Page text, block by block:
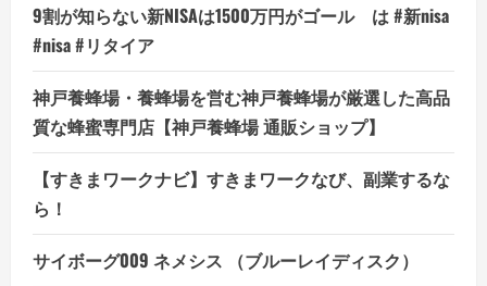
9割が知らない新NISAは1500万円がゴール は #新nisa
#nisa #リタイア
神戸養蜂場・養蜂場を営む神戸養蜂場が厳選した高品
質な蜂蜜専門店【神戸養蜂場 通販ショップ】
【すきまワークナビ】すきまワークなび、副業するな
ら！
サイボーグ009 ネメシス （ブルーレイディスク）